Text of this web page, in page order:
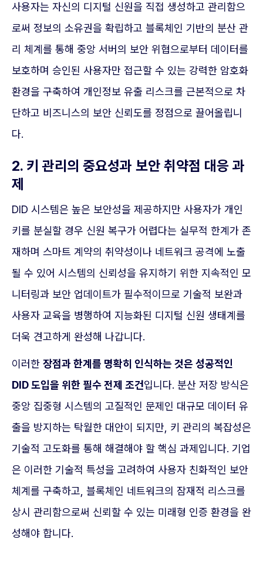
사용자는 자신의 디지털 신원을 직접 생성하고 관리함으
로써 정보의 소유권을 확립하고 블록체인 기반의 분산 관
리 체계를 통해 중앙 서버의 보안 위협으로부터 데이터를
보호하며 승인된 사용자만 접근할 수 있는 강력한 암호화
환경을 구축하여 개인정보 유출 리스크를 근본적으로 차
단하고 비즈니스의 보안 신뢰도를 정점으로 끌어올립니
다.
2. 키 관리의 중요성과 보안 취약점 대응 과
제
DID 시스템은 높은 보안성을 제공하지만 사용자가 개인
키를 분실할 경우 신원 복구가 어렵다는 실무적 한계가 존
재하며 스마트 계약의 취약성이나 네트워크 공격에 노출
될 수 있어 시스템의 신뢰성을 유지하기 위한 지속적인 모
니터링과 보안 업데이트가 필수적이므로 기술적 보완과
사용자 교육을 병행하여 지능화된 디지털 신원 생태계를
더욱 견고하게 완성해 나갑니다.
이러한 장점과 한계를 명확히 인식하는 것은 성공적인
DID 도입을 위한 필수 전제 조건입니다. 분산 저장 방식은
중앙 집중형 시스템의 고질적인 문제인 대규모 데이터 유
출을 방지하는 탁월한 대안이 되지만, 키 관리의 복잡성은
기술적 고도화를 통해 해결해야 할 핵심 과제입니다. 기업
은 이러한 기술적 특성을 고려하여 사용자 친화적인 보안
체계를 구축하고, 블록체인 네트워크의 잠재적 리스크를
상시 관리함으로써 신뢰할 수 있는 미래형 인증 환경을 완
성해야 합니다.